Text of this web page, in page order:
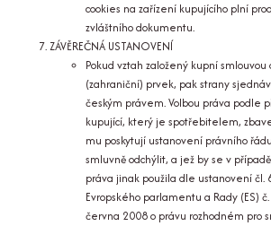
cookies na zařízení kupujícího plní
zvláštního dokumentu.
ZÁVĚREČNÁ USTANOVENÍ
Pokud vztah založený kupní
(zahraniční) prvek, pak strany
českým právem. Volbou práva podle
kupující, který je spotřebitelem,
mu poskytují ustanovení právního
smluvně odchýlit, a jež by se v
práva jinak použila dle ustanovení čl.
Evropského parlamentu a Rady (ES)
června 2008 o právu rozhodném pro